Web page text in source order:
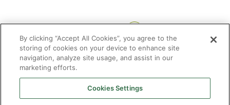
By clicking “Accept All Cookies”, you agree to the
storing of cookies on your device to enhance site
navigation, analyze site usage, and assist in our
marketing efforts.
Cookies Settings